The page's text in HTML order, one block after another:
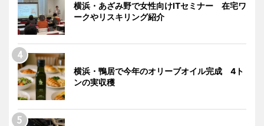
横浜・あざみ野で女性向けITセミナー 在宅ワ
ークやリスキリング紹介
横浜・鴨居で今年のオリーブオイル完成 4ト
ンの実収穫